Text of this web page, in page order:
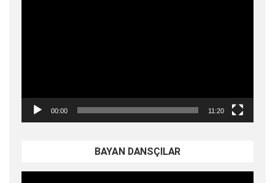
00:00 11:20
BAYAN DANSÇILAR